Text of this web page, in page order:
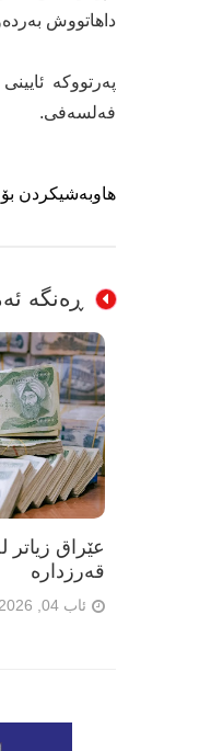
داهاتووش
پەرتووکە
فەلسەفى.
هاوبەشیکردن
ڕەنگە
قەرزدارە
ئاب 04, 2026